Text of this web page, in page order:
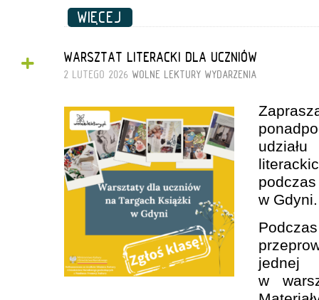
WIĘCEJ
+ WARSZTAT LITERACKI DLA UCZNIÓW
2 LUTEGO 2026 WOLNE LEKTURY WYDARZENIA
w Gdyni.
w